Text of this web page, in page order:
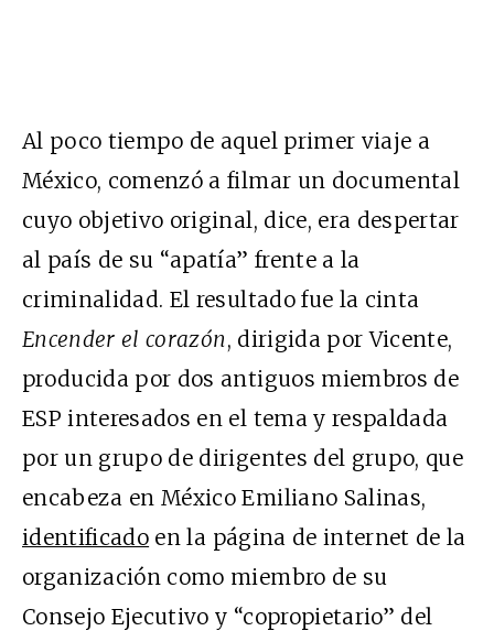
Al poco tiempo de aquel primer viaje a
México, comenzó a filmar un documental
cuyo objetivo original, dice, era despertar
al país de su “apatía” frente a la
criminalidad. El resultado fue la cinta
Encender el corazón, dirigida por Vicente,
producida por dos antiguos miembros de
ESP interesados en el tema y respaldada
por un grupo de dirigentes del grupo, que
encabeza en México Emiliano Salinas,
identificado en la página de internet de la
organización como miembro de su
Consejo Ejecutivo y “copropietario” del